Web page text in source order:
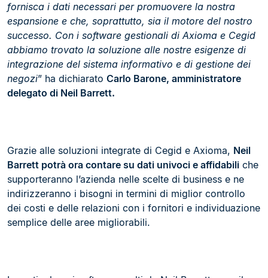
fornisca i dati necessari per promuovere la nostra
espansione e che, soprattutto, sia il motore del nostro
successo. Con i software gestionali di Axioma e Cegid
abbiamo trovato la soluzione alle nostre esigenze di
integrazione del sistema informativo e di gestione dei
negozi” ha dichiarato Carlo Barone, amministratore
delegato di Neil Barrett.
Grazie alle soluzioni integrate di Cegid e Axioma, Neil
Barrett potrà ora contare su dati univoci e affidabili che
supporteranno l’azienda nelle scelte di business e ne
indirizzeranno i bisogni in termini di miglior controllo
dei costi e delle relazioni con i fornitori e individuazione
semplice delle aree migliorabili.